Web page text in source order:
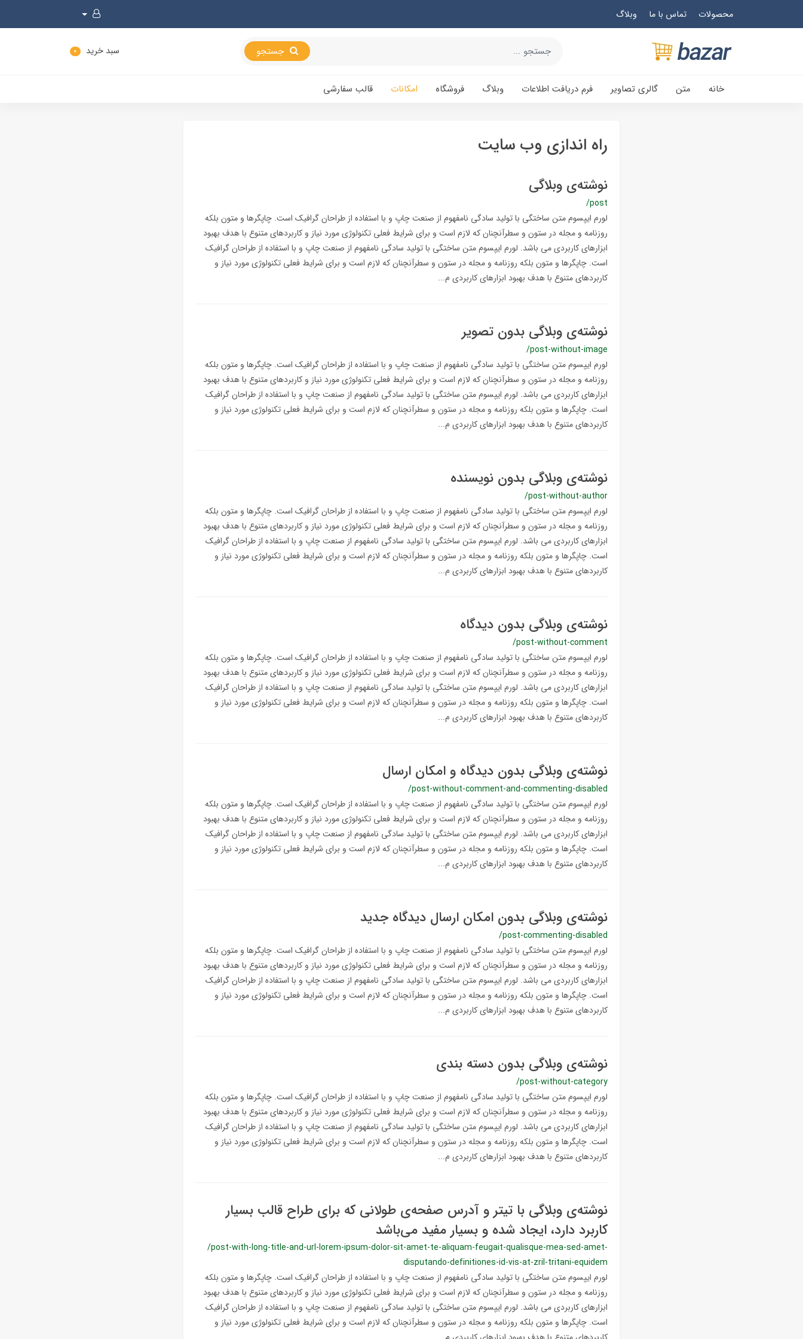
محصولات تماس با ما وبلاگ
سبد خرید 0
خانه متن گالری تصاویر فرم دریافت اطلاعات وبلاگ فروشگاه امکانات قالب سفارشی
راه اندازی وب سایت
نوشته‌ی وبلاگی
/post
لورم ایپسوم متن ساختگی با تولید سادگی نامفهوم از صنعت چاپ و با استفاده از طراحان گرافیک است. چاپگرها و متون بلکه
روزنامه و مجله در ستون و سطرآنچنان که لازم است و برای شرایط فعلی تکنولوژی مورد نیاز و کاربردهای متنوع با هدف بهبود
ابزارهای کاربردی می باشد. لورم ایپسوم متن ساختگی با تولید سادگی نامفهوم از صنعت چاپ و با استفاده از طراحان گرافیک
است. چاپگرها و متون بلکه روزنامه و مجله در ستون و سطرآنچنان که لازم است و برای شرایط فعلی تکنولوژی مورد نیاز و
کاربردهای متنوع با هدف بهبود ابزارهای کاربردی م...
نوشته‌ی وبلاگی بدون تصویر
/post-without-image
لورم ایپسوم متن ساختگی با تولید سادگی نامفهوم از صنعت چاپ و با استفاده از طراحان گرافیک است. چاپگرها و متون بلکه
روزنامه و مجله در ستون و سطرآنچنان که لازم است و برای شرایط فعلی تکنولوژی مورد نیاز و کاربردهای متنوع با هدف بهبود
ابزارهای کاربردی می باشد. لورم ایپسوم متن ساختگی با تولید سادگی نامفهوم از صنعت چاپ و با استفاده از طراحان گرافیک
است. چاپگرها و متون بلکه روزنامه و مجله در ستون و سطرآنچنان که لازم است و برای شرایط فعلی تکنولوژی مورد نیاز و
کاربردهای متنوع با هدف بهبود ابزارهای کاربردی م...
نوشته‌ی وبلاگی بدون نویسنده
/post-without-author
لورم ایپسوم متن ساختگی با تولید سادگی نامفهوم از صنعت چاپ و با استفاده از طراحان گرافیک است. چاپگرها و متون بلکه
روزنامه و مجله در ستون و سطرآنچنان که لازم است و برای شرایط فعلی تکنولوژی مورد نیاز و کاربردهای متنوع با هدف بهبود
ابزارهای کاربردی می باشد. لورم ایپسوم متن ساختگی با تولید سادگی نامفهوم از صنعت چاپ و با استفاده از طراحان گرافیک
است. چاپگرها و متون بلکه روزنامه و مجله در ستون و سطرآنچنان که لازم است و برای شرایط فعلی تکنولوژی مورد نیاز و
کاربردهای متنوع با هدف بهبود ابزارهای کاربردی م...
نوشته‌ی وبلاگی بدون دیدگاه
/post-without-comment
لورم ایپسوم متن ساختگی با تولید سادگی نامفهوم از صنعت چاپ و با استفاده از طراحان گرافیک است. چاپگرها و متون بلکه
روزنامه و مجله در ستون و سطرآنچنان که لازم است و برای شرایط فعلی تکنولوژی مورد نیاز و کاربردهای متنوع با هدف بهبود
ابزارهای کاربردی می باشد. لورم ایپسوم متن ساختگی با تولید سادگی نامفهوم از صنعت چاپ و با استفاده از طراحان گرافیک
است. چاپگرها و متون بلکه روزنامه و مجله در ستون و سطرآنچنان که لازم است و برای شرایط فعلی تکنولوژی مورد نیاز و
کاربردهای متنوع با هدف بهبود ابزارهای کاربردی م...
نوشته‌ی وبلاگی بدون دیدگاه و امکان ارسال
/post-without-comment-and-commenting-disabled
لورم ایپسوم متن ساختگی با تولید سادگی نامفهوم از صنعت چاپ و با استفاده از طراحان گرافیک است. چاپگرها و متون بلکه
روزنامه و مجله در ستون و سطرآنچنان که لازم است و برای شرایط فعلی تکنولوژی مورد نیاز و کاربردهای متنوع با هدف بهبود
ابزارهای کاربردی می باشد. لورم ایپسوم متن ساختگی با تولید سادگی نامفهوم از صنعت چاپ و با استفاده از طراحان گرافیک
است. چاپگرها و متون بلکه روزنامه و مجله در ستون و سطرآنچنان که لازم است و برای شرایط فعلی تکنولوژی مورد نیاز و
کاربردهای متنوع با هدف بهبود ابزارهای کاربردی م...
نوشته‌ی وبلاگی بدون امکان ارسال دیدگاه جدید
/post-commenting-disabled
لورم ایپسوم متن ساختگی با تولید سادگی نامفهوم از صنعت چاپ و با استفاده از طراحان گرافیک است. چاپگرها و متون بلکه
روزنامه و مجله در ستون و سطرآنچنان که لازم است و برای شرایط فعلی تکنولوژی مورد نیاز و کاربردهای متنوع با هدف بهبود
ابزارهای کاربردی می باشد. لورم ایپسوم متن ساختگی با تولید سادگی نامفهوم از صنعت چاپ و با استفاده از طراحان گرافیک
است. چاپگرها و متون بلکه روزنامه و مجله در ستون و سطرآنچنان که لازم است و برای شرایط فعلی تکنولوژی مورد نیاز و
کاربردهای متنوع با هدف بهبود ابزارهای کاربردی م...
نوشته‌ی وبلاگی بدون دسته بندی
/post-without-category
لورم ایپسوم متن ساختگی با تولید سادگی نامفهوم از صنعت چاپ و با استفاده از طراحان گرافیک است. چاپگرها و متون بلکه
روزنامه و مجله در ستون و سطرآنچنان که لازم است و برای شرایط فعلی تکنولوژی مورد نیاز و کاربردهای متنوع با هدف بهبود
ابزارهای کاربردی می باشد. لورم ایپسوم متن ساختگی با تولید سادگی نامفهوم از صنعت چاپ و با استفاده از طراحان گرافیک
است. چاپگرها و متون بلکه روزنامه و مجله در ستون و سطرآنچنان که لازم است و برای شرایط فعلی تکنولوژی مورد نیاز و
کاربردهای متنوع با هدف بهبود ابزارهای کاربردی م...
نوشته‌ی وبلاگی با تیتر و آدرس صفحه‌ی طولانی که برای طراح قالب بسیار
کاربرد دارد، ایجاد شده و بسیار مفید می‌باشد
/post-with-long-title-and-url-lorem-ipsum-dolor-sit-amet-te-aliquam-feugait-qualisque-mea-sed-amet-
disputando-definitiones-id-vis-at-zril-tritani-equidem
لورم ایپسوم متن ساختگی با تولید سادگی نامفهوم از صنعت چاپ و با استفاده از طراحان گرافیک است. چاپگرها و متون بلکه
روزنامه و مجله در ستون و سطرآنچنان که لازم است و برای شرایط فعلی تکنولوژی مورد نیاز و کاربردهای متنوع با هدف بهبود
ابزارهای کاربردی می باشد. لورم ایپسوم متن ساختگی با تولید سادگی نامفهوم از صنعت چاپ و با استفاده از طراحان گرافیک
است. چاپگرها و متون بلکه روزنامه و مجله در ستون و سطرآنچنان که لازم است و برای شرایط فعلی تکنولوژی مورد نیاز و